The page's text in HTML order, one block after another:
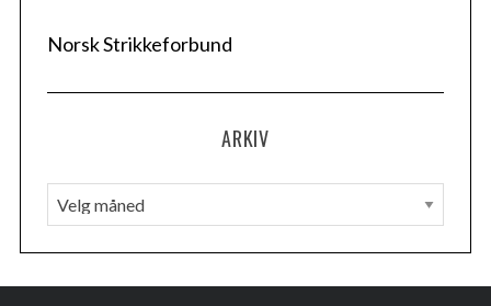
Norsk Strikkeforbund
ARKIV
A
r
k
i